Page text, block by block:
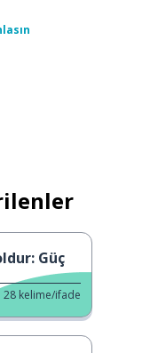
Güç
28 kelime/ifade